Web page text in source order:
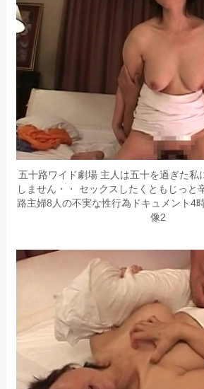
五十路ワイド劇場 主人は五十を過ぎた私
しません・・ セックスしたくともじっと
路主婦8人の不実な性行為ドキュメント4
像2